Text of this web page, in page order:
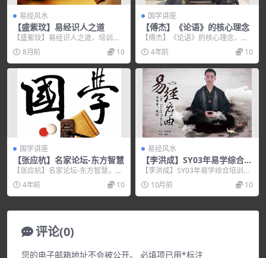
易经风水
【盛紫玟】易经识人之道
【盛紫玟】易经识人之道，培训讲
座视频，培训课程视频教程下载，
百度网盘资源分享下载...
8月前 10
国学讲座
【傅杰】《论语》的核心理念
【傅杰】《论语》的核心理念，培
训讲座视频，培训课程视频教程下
载，百度网盘资源分享...
4年前 10
国学讲座
【张应杭】名家论坛-东方智慧
【张应杭】名家论坛-东方智慧，培
训讲座视频，培训课程视频教程下
载，百度网盘资源分...
4年前 10
易经风水
【李洪成】SY03年易学综合培
训全80集
【李洪成】SY03年易学综合培训全
80集，培训讲座视频，培训课程视
频教程下载，百...
10月前 10
评论(0)
您的电子邮箱地址不会被公开。 必填项已用*标注